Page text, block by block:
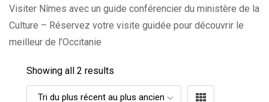
Visiter Nîmes avec un guide conférencier du ministère de la
Culture – Réservez votre visite guidée pour découvrir le
meilleur de l’Occitanie
Showing all 2 results